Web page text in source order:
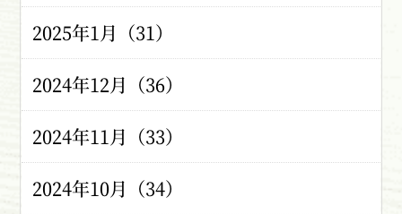
2025年1月（31）
2024年12月（36）
2024年11月（33）
2024年10月（34）